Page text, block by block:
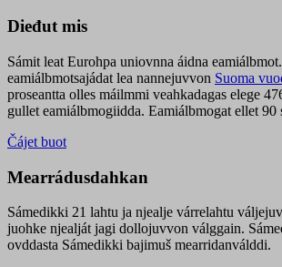
Dieđut mis
Sámit leat Eurohpa uniovnna áidna
eamiálbmotsajádat lea nannejuvvon Suoma
proseantta olles máilmmi veahkadagas elege
gullet eamiálbmogiidda. Eamiálbmogat ellet 90
Čájet buot
Mearrádusdahkan
Sámedikki 21 lahtu ja njealje várrelahtu
juohke njealját jagi dollojuvvon válggain.
ovddasta Sámedikki bajimuš mearridanválddi.